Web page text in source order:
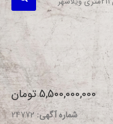
5,500,000,000 تومان
شماره آگهی:24772